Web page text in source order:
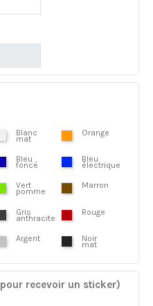
Blanc
mat
Orange
Bleu
foncé
Bleu
électrique
Vert
pomme
Marron
Gris
anthracite
Rouge
Argent Noir
mat
recevoir un sticker)